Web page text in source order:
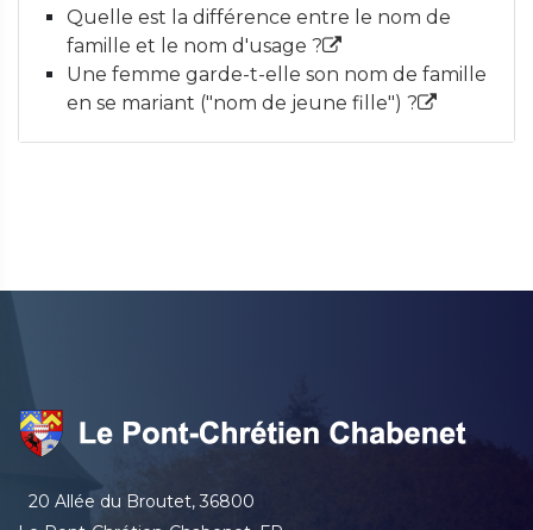
Quelle est la différence entre le nom de
famille et le nom d'usage ?
Une femme garde-t-elle son nom de famille
en se mariant ("nom de jeune fille") ?
20 Allée du Broutet, 36800